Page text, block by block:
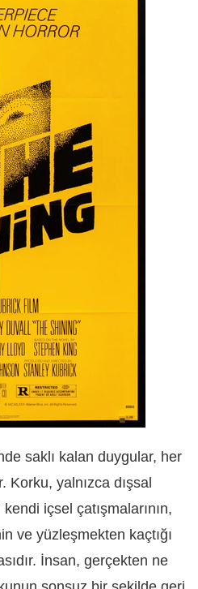
saklı kalan duygular, her
Korku, yalnızca dışsal
içsel çatışmalarının,
ve yüzleşmekten kaçtığı
İnsan, gerçekten ne